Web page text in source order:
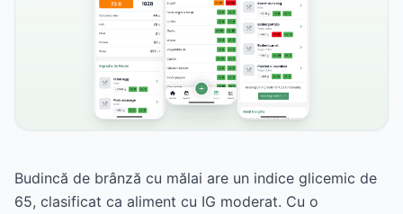
Budincă de brânză cu mălai are un indice glicemic de
65, clasificat ca aliment cu IG moderat. Cu o